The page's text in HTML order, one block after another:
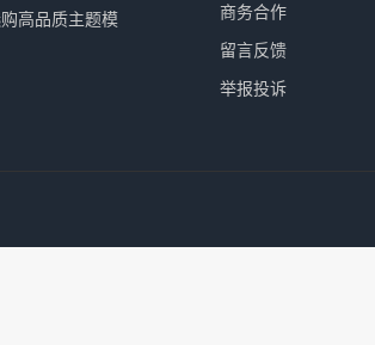
高品质主题模
商务合作
留言反馈
举报投诉